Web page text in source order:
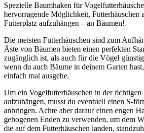
Spezielle Baumhaken für
hervorragende Möglichkeit, Futterhäuschen
Futterplatz aufzuhängen – an Bäumen!
Die meisten Futterhäuschen sind zum
Äste von Bäumen bieten einen perfekten
zugänglich ist, als auch für die Vögel
wenn du auch Bäume in deinem Garten
einfach mal ausgehe.
Um ein Vogelfutterhäuschen in der
aufzuhängen, musst du eventuell einen S-
anbringen. Achte aber darauf einen engen
gebogenen Enden zu verwenden, um dem
die auf dem Futterhäuschen landen,